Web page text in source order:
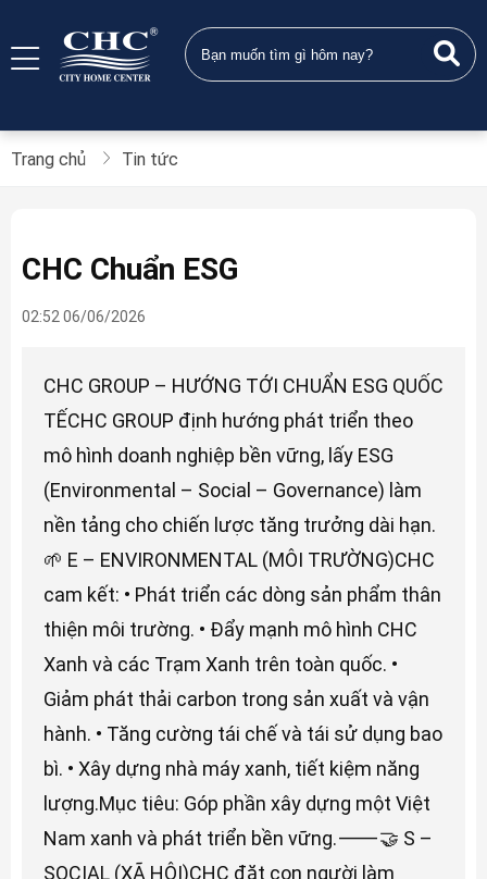
Trang chủ Tin tức
CHC Chuẩn ESG
02:52 06/06/2026
CHC GROUP – HƯỚNG TỚI CHUẨN ESG QUỐC
TẾCHC GROUP định hướng phát triển theo
mô hình doanh nghiệp bền vững, lấy ESG
(Environmental – Social – Governance) làm
nền tảng cho chiến lược tăng trưởng dài hạn.
🌱 E – ENVIRONMENTAL (MÔI TRƯỜNG)CHC
cam kết: • Phát triển các dòng sản phẩm thân
thiện môi trường. • Đẩy mạnh mô hình CHC
Xanh và các Trạm Xanh trên toàn quốc. •
Giảm phát thải carbon trong sản xuất và vận
hành. • Tăng cường tái chế và tái sử dụng bao
bì. • Xây dựng nhà máy xanh, tiết kiệm năng
lượng.Mục tiêu: Góp phần xây dựng một Việt
Nam xanh và phát triển bền vững.⸻🤝 S –
SOCIAL (XÃ HỘI)CHC đặt con người làm